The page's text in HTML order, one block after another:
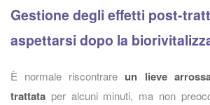
Gestione degli effetti post-
aspettarsi dopo la
È normale riscontrare un lieve
trattata per alcuni minuti, ma non